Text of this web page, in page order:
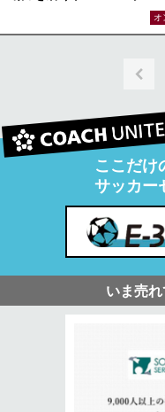
オ
ここだけ
サッカー
いま売